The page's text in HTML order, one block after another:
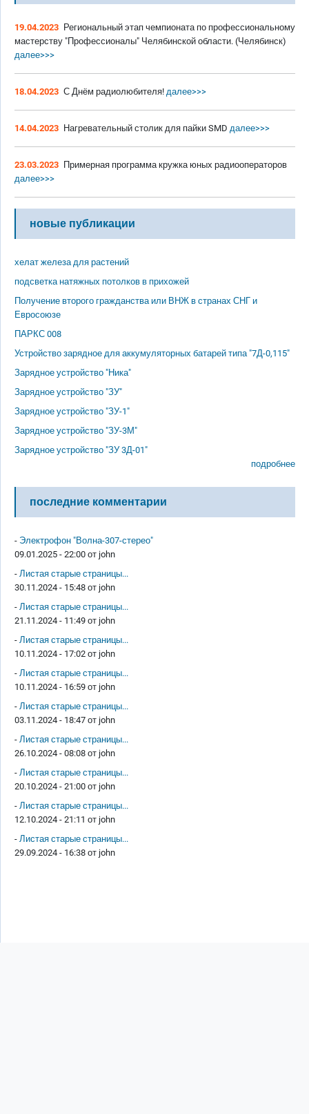
19.04.2023 Региональный этап чемпионата по профессиональному
мастерству "Профессионалы" Челябинской области. (Челябинск)
далее>>>
18.04.2023 С Днём радиолюбителя! далее>>>
14.04.2023 Нагревательный столик для пайки SMD далее>>>
23.03.2023 Примерная программа кружка юных радиооператоров
далее>>>
новые публикации
хелат железа для растений
подсветка натяжных потолков в прихожей
Получение второго гражданства или ВНЖ в странах СНГ и
Евросоюзе
ПАРКС 008
Устройство зарядное для аккумуляторных батарей типа "7Д-0,115"
Зарядное устройство "Ника"
Зарядное устройство "ЗУ"
Зарядное устройство "ЗУ-1"
Зарядное устройство "ЗУ-3М"
Зарядное устройство "ЗУ 3Д-01"
подробнее
последние комментарии
- Электрофон "Волна-307-стерео"
09.01.2025 - 22:00 от john
- Листая старые страницы...
30.11.2024 - 15:48 от john
- Листая старые страницы...
21.11.2024 - 11:49 от john
- Листая старые страницы...
10.11.2024 - 17:02 от john
- Листая старые страницы...
10.11.2024 - 16:59 от john
- Листая старые страницы...
03.11.2024 - 18:47 от john
- Листая старые страницы...
26.10.2024 - 08:08 от john
- Листая старые страницы...
20.10.2024 - 21:00 от john
- Листая старые страницы...
12.10.2024 - 21:11 от john
- Листая старые страницы...
29.09.2024 - 16:38 от john